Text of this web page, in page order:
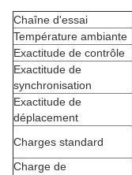
Chaîne d'essai
Température ambiante
Exactitude de contrôle
Exactitude de
synchronisation
Exactitude de
déplacement
Charges standard
Charge de